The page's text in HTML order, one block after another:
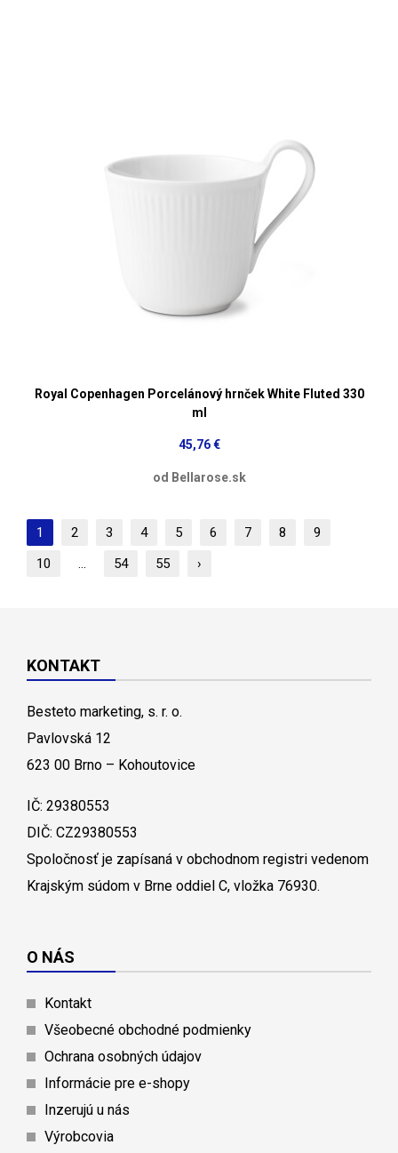
Royal Copenhagen Porcelánový hrnček White Fluted 330
ml
45,76 €
od Bellarose.sk
1 2 3 4 5 6 7 8
9
10
... 54 55 ›
KONTAKT
Besteto marketing, s. r. o.
Pavlovská 12
623 00 Brno – Kohoutovice
IČ: 29380553
DIČ: CZ29380553
Spoločnosť je zapísaná v obchodnom registri vedenom
Krajským súdom v Brne oddiel C, vložka 76930.
O NÁS
Kontakt
Všeobecné obchodné podmienky
Ochrana osobných údajov
Informácie pre e-shopy
Inzerujú u nás
Výrobcovia